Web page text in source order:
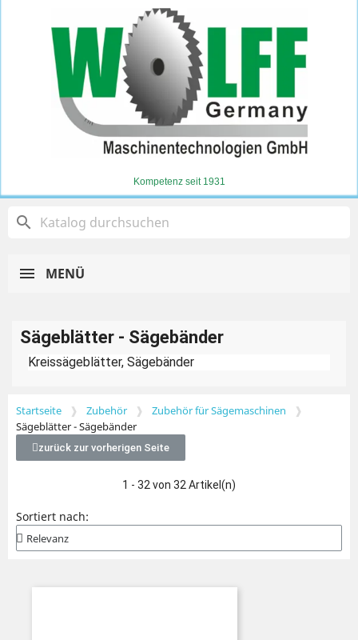
Kompetenz seit 1931
search
MENÜ
Sägeblätter - Sägebänder
Kreissägeblätter, Sägebänder
Startseite Zubehör
Zubehör für Sägemaschinen
Sägeblätter - Sägebänder
zurück zur vorherigen Seite
1 - 32 von 32 Artikel(n)
Sortiert nach: